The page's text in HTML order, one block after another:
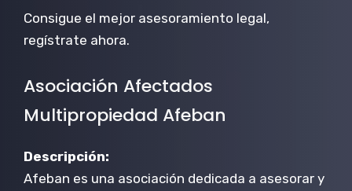
Consigue el mejor asesoramiento legal,
regístrate ahora.
Asociación Afectados
Multipropiedad Afeban
Descripción:
Afeban es una asociación dedicada a asesorar y